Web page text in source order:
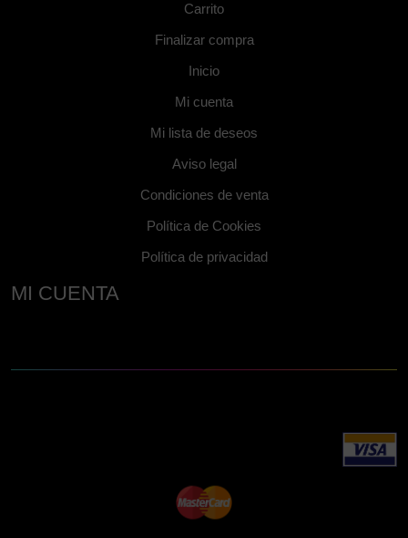
Carrito
Finalizar compra
Inicio
Mi cuenta
Mi lista de deseos
Aviso legal
Condiciones de venta
Política de Cookies
Política de privacidad
MI CUENTA